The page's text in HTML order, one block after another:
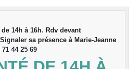
14h à 16h. Rdv devant
sa présence à Marie-Jeanne
44 25 69